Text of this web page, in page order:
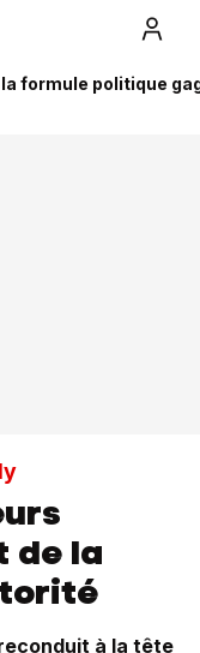
formule politique
de la
à la tête